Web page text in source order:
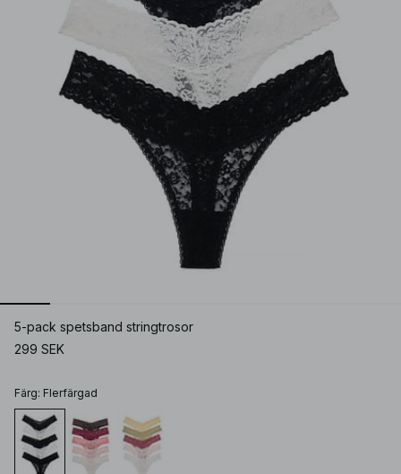
5-pack spetsband stringtrosor
299 SEK
Färg: Flerfärgad